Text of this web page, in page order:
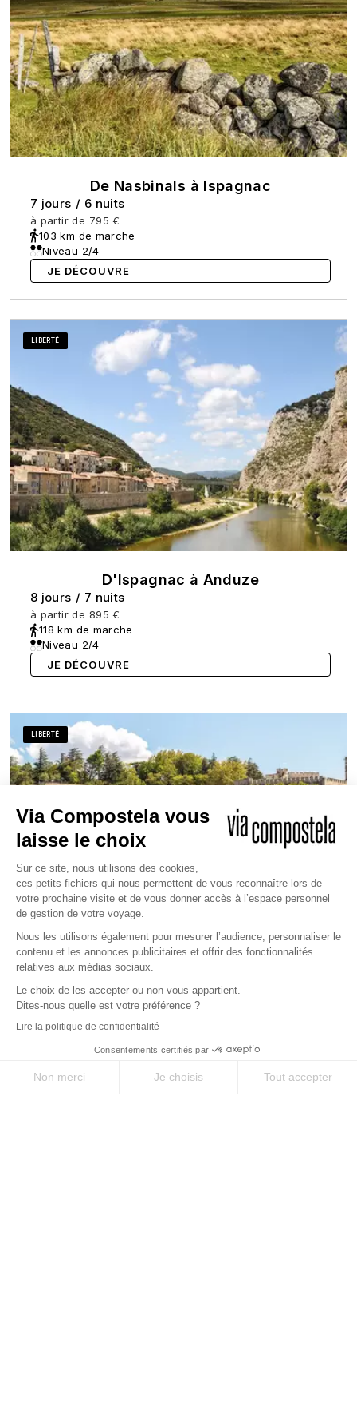
De Nasbinals à Ispagnac
7 jours / 6 nuits
à partir de 795 €
103 km de marche
Niveau 2/4
JE DÉCOUVRE
LIBERTÉ
D'Ispagnac à Anduze
8 jours / 7 nuits
à partir de 895 €
118 km de marche
Niveau 2/4
JE DÉCOUVRE
LIBERTÉ
D'Anduze à Avignon
7 jours / 6 nuits
à partir de 810 €
122 km de marche